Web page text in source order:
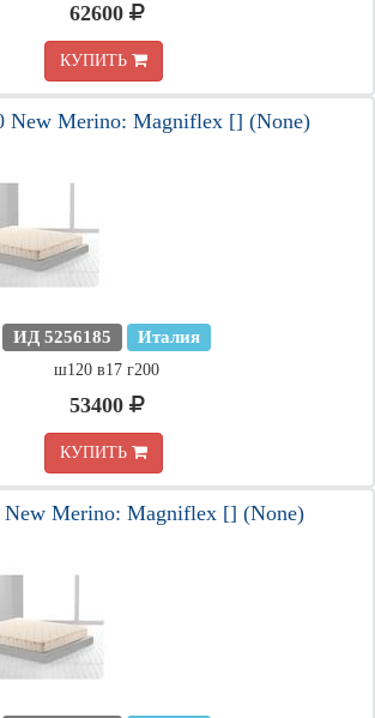
62600
КУПИТЬ
New Merino: Magniflex [] (None)
ИД 5256185 Италия
ш120 в17 г200
53400
КУПИТЬ
New Merino: Magniflex [] (None)